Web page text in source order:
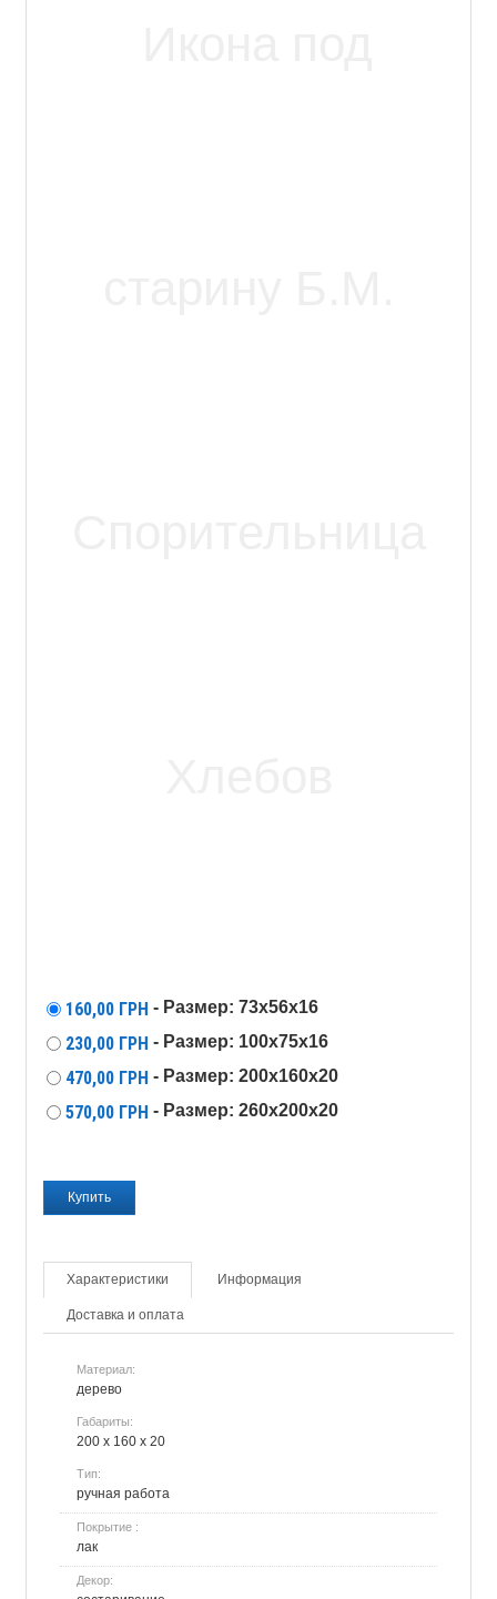
160,00 ГРН - Размер: 73х56х16
230,00 ГРН - Размер: 100х75х16
470,00 ГРН - Размер: 200х160х20
570,00 ГРН - Размер: 260х200х20
Характеристики Информация
Доставка и оплата
Материал:
дерево
Габариты:
200 х 160 х 20
Тип:
ручная работа
Покрытие :
лак
Декор: